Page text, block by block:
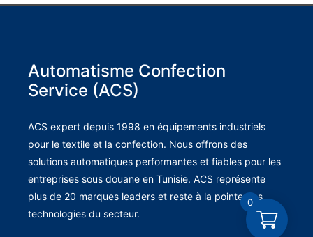
Automatisme Confection
Service (ACS)
ACS expert depuis 1998 en équipements industriels
pour le textile et la confection. Nous offrons des
solutions automatiques performantes et fiables pour les
entreprises sous douane en Tunisie. ACS représente
plus de 20 marques leaders et reste à la pointe des
technologies du secteur.
0